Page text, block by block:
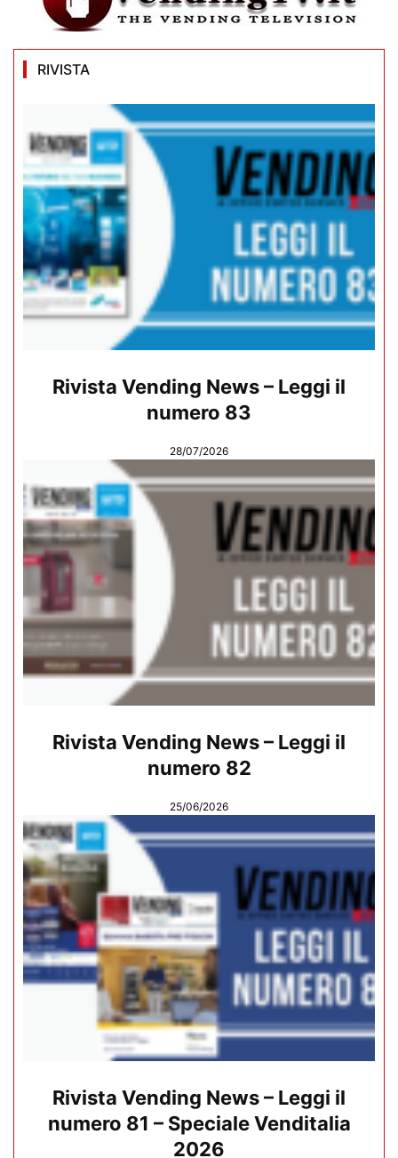
RIVISTA
Rivista Vending News – Leggi il
numero 83
28/07/2026
Rivista Vending News – Leggi il
numero 82
25/06/2026
Rivista Vending News – Leggi il
numero 81 – Speciale Venditalia
2026